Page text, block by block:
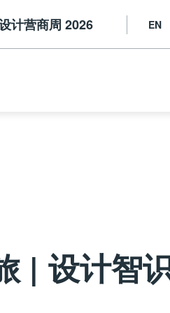
计营商周 2026 EN
| 设计智